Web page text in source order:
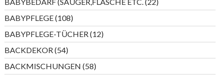
Produkte
BABYPFLEGE 108108
Produkte
BABYPFLEGE-TÜCHER 1212
Produkte
BACKDEKOR 5454
Produkte
BACKMISCHUNGEN 5858